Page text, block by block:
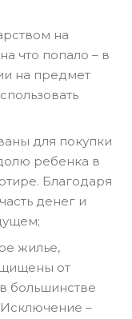
на
что попало – в
на предмет
для покупки
ребенка в
Благодаря
денег и
жилье,
от
большинстве
Исключение –